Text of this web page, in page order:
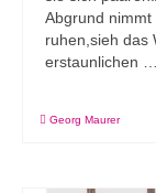
Abgrund
ruhen,sieh das
erstaunlichen …
Georg Maurer